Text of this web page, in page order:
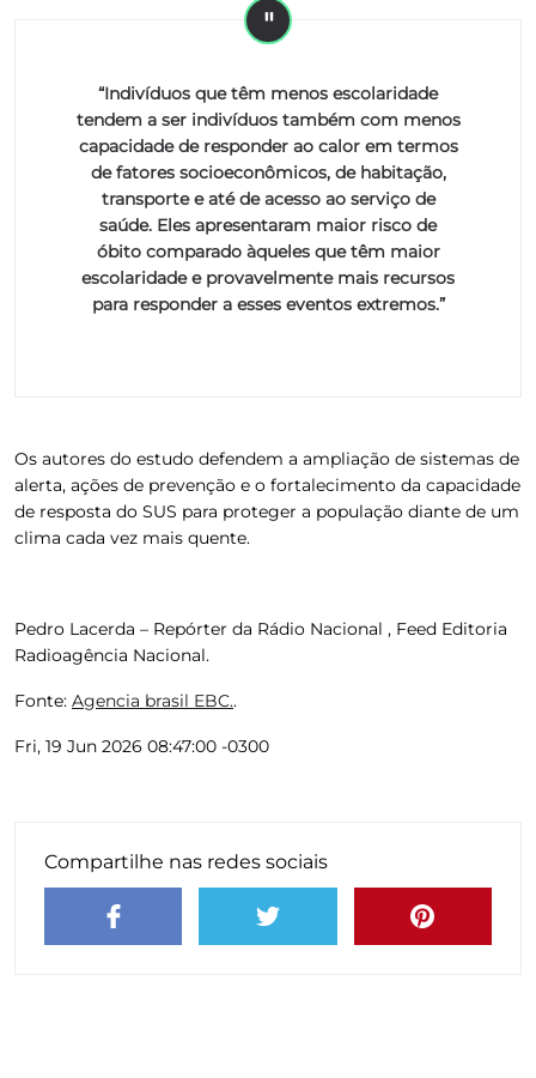
“Indivíduos que têm menos escolaridade
tendem a ser indivíduos também com menos
capacidade de responder ao calor em termos
de fatores socioeconômicos, de habitação,
transporte e até de acesso ao serviço de
saúde. Eles apresentaram maior risco de
óbito comparado àqueles que têm maior
escolaridade e provavelmente mais recursos
para responder a esses eventos extremos.”
Os autores do estudo defendem a ampliação de sistemas de
alerta, ações de prevenção e o fortalecimento da capacidade
de resposta do SUS para proteger a população diante de um
clima cada vez mais quente.
Pedro Lacerda – Repórter da Rádio Nacional , Feed Editoria
Radioagência Nacional.
Fonte: Agencia brasil EBC..
Fri, 19 Jun 2026 08:47:00 -0300
Compartilhe nas redes sociais